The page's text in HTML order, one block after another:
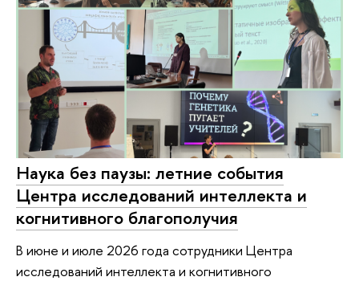
Наука без паузы: летние события
Центра исследований интеллекта и
когнитивного благополучия
В июне и июле 2026 года сотрудники Центра
исследований интеллекта и когнитивного